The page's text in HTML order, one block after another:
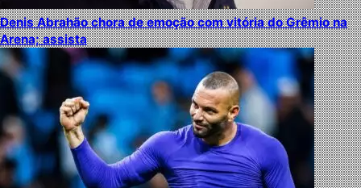
Denis Abrahão chora de emoção com vitória do Grêmio na
Arena; assista